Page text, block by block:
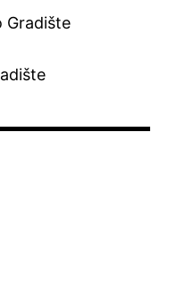
Gradište